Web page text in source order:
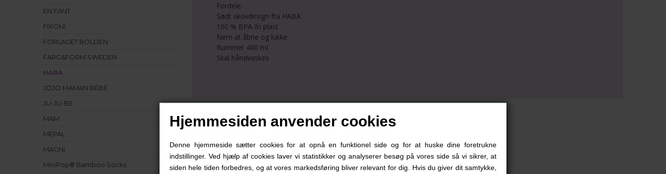
Hjemmesiden anvender cookies
Denne hjemmeside sætter cookies for at opnå en funktionel side og for at huske dine foretrukne
indstillinger. Ved hjælp af cookies laver vi statistikker og analyserer besøg på vores side så vi sikrer, at
siden hele tiden forbedres, og at vores markedsføring bliver relevant for dig. Hvis du giver dit samtykke,
EN FANT
FIXONI
FORLAGET BOLDEN
FÄRG&FORM SWEDEN
HABA
JOJO MAMAN BÉBÉ
JU-JU-BE
MAM
MEPAL
MAGNI
MiniPop® Bamboo Socks
Fordele:
Sødt skovdesign fra HABA
100 % BPA-fri plast
Nem at åbne og lukke
Rummer 400 ml
Skal håndvaskes